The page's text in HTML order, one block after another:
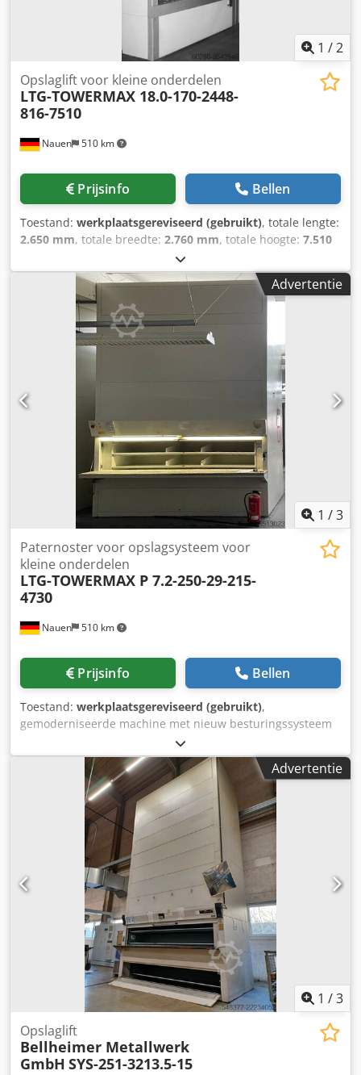
voornamelijk in Duitsland, Oostenrijk en diverse
1 /2
Nauen 510 km
Opslaglift voor kleine onderdelen
LTG-TOWERMAX 18.0-170-2448-
816-7510
Prijsinfo Bellen
Toestand: werkplaatsgereviseerd (gebruikt), totale lengte:
2.650 mm, totale breedte: 2.760 mm, totale hoogte: 7.510
, gemoderniseerde machine met nieuw
besturingssysteem LTG-StoreControl LL Buitenafmetingen:
Hoogte 7510 mm Breedte 2760 mm Inbouwdiepte 2650
mm 40 dragers met elk 170 kg laadvermogen in de
duidelijke bruikbare afmetingen: Breedte = 2.448 mm D =
816 mm Chodpfedpd Scox Ah Eja H van 50 tot 720 mm
Totale machinebelasting tot 2 x 9.000 kg Begin van de
serviceopening op 900 mm boven OKFF, daarna 750 mm
hoog Kleur GRIJS / GRIJS, balken sendzimier verzinkt,
Oppervlakken gereinigd, slijtage mogelijk
Prestatiewaarden: Verticale aandrijving 1 x 3,0 kW / 400
Volt Horizontale aandrijving 1 x 0,37 kW / 400 Volt Onder
voorbehoud van fouten, technische wijzigingen,
afwijkingen van de foto's Levering en installatie momenteel
voornamelijk in Duitsland, Oostenrijk en diverse
Advertentie
1 /3
Nauen 510 km
Paternoster voor opslagsysteem voor
kleine onderdelen
LTG-TOWERMAX P 7.2-250-29-215-
4730
Prijsinfo Bellen
Toestand: werkplaatsgereviseerd (gebruikt),
gemoderniseerde machine met nieuw besturingssysteem
LTG-StoreControl P Optioneel is een uitbreiding van de
besturing mogelijk 2 identieke machines beschikbaar
Buitenafmetingen: Hoogte 4730 mm Breedte 3270 mm
Inbouwdiepte 1680 mm 29 dragers voor elk 250 kg lading
in de duidelijke bruikbare afmetingen: Hoogte = 215 mm
Breedte = 2730 mm D = 620 mm Kettingsprong 254 mm
Voor 0 dragende sets zijn tussenvloeren beschikbaar, dan
is er een draagvermogen van 160 kg per bruikbaar niveau
Tussenvloeren kunnen op aanvraag worden vervaardigd
Opbergtafel op 900 mm hoogte boven OKFF - werkblad
V2A-stalen deksel Kleur grijs / grijs Oppervlakte gereinigd,
slijtage mogelijk Motorvermogen aandrijving 2 x 1,5 kW /
400 Volt Chodpsdnhz Ujfx Ah Eja Onder voorbehoud van
fouten en technische wijzigingen of afwijkingen in de
details van de foto's Levering en montage momenteel
voornamelijk in Duitsland, Oostenrijk en andere
Advertentie
1 /3
Opslaglift
Bellheimer Metallwerk
GmbH SYS-251-3213.5-15